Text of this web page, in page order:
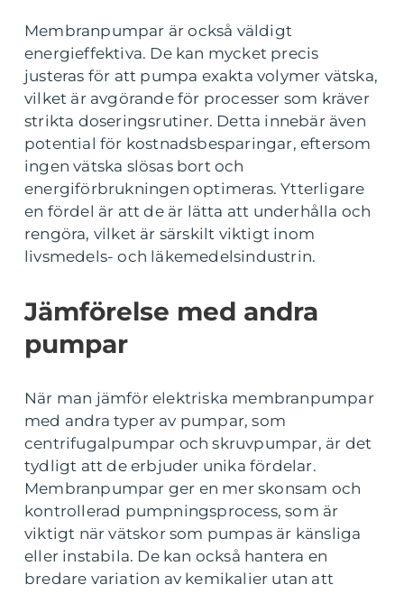
Membranpumpar är också väldigt
energieffektiva. De kan mycket precis
justeras för att pumpa exakta volymer vätska,
vilket är avgörande för processer som kräver
strikta doseringsrutiner. Detta innebär även
potential för kostnadsbesparingar, eftersom
ingen vätska slösas bort och
energiförbrukningen optimeras. Ytterligare
en fördel är att de är lätta att underhålla och
rengöra, vilket är särskilt viktigt inom
livsmedels- och läkemedelsindustrin.
Jämförelse med andra
pumpar
När man jämför elektriska membranpumpar
med andra typer av pumpar, som
centrifugalpumpar och skruvpumpar, är det
tydligt att de erbjuder unika fördelar.
Membranpumpar ger en mer skonsam och
kontrollerad pumpningsprocess, som är
viktigt när vätskor som pumpas är känsliga
eller instabila. De kan också hantera en
bredare variation av kemikalier utan att